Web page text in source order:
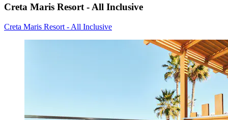
Creta Maris Resort - All Inclusive
Creta Maris Resort - All Inclusive